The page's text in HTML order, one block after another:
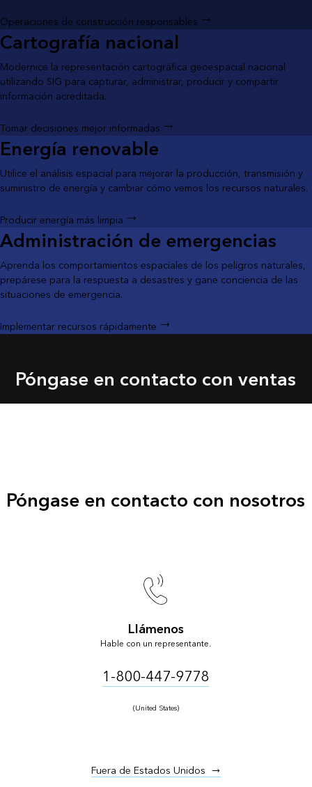
Operaciones de construcción responsables
Cartografía nacional
Modernice la representación cartográfica geoespacial nacional
utilizando SIG para capturar, administrar, producir y compartir
información acreditada.
Tomar decisiones mejor informadas
Energía renovable
Utilice el análisis espacial para mejorar la producción, transmisión y
suministro de energía y cambiar cómo vemos los recursos naturales.
Producir energía más limpia
Administración de emergencias
Aprenda los comportamientos espaciales de los peligros naturales,
prepárese para la respuesta a desastres y gane conciencia de las
situaciones de emergencia.
Implementar recursos rápidamente
Póngase en contacto con ventas
Póngase en contacto con nosotros
Llámenos
Hable con un representante.
1-800-447-9778
(United States)
Fuera de Estados Unidos